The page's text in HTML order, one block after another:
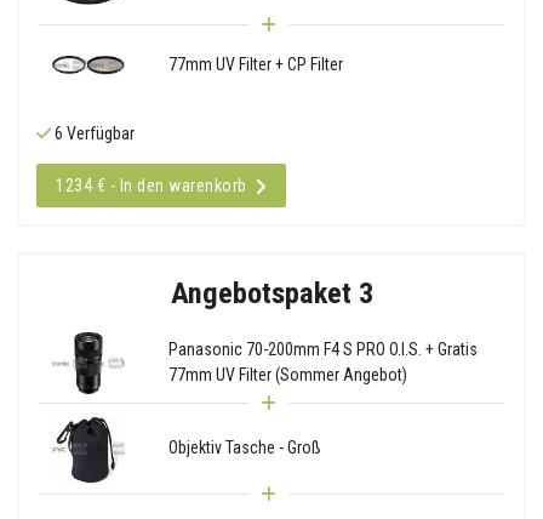
77mm UV Filter + CP Filter
6 Verfügbar
1234 € - In den warenkorb
Angebotspaket 3
Panasonic 70-200mm F4 S PRO O.I.S. + Gratis
77mm UV Filter (Sommer Angebot)
Objektiv Tasche - Groß